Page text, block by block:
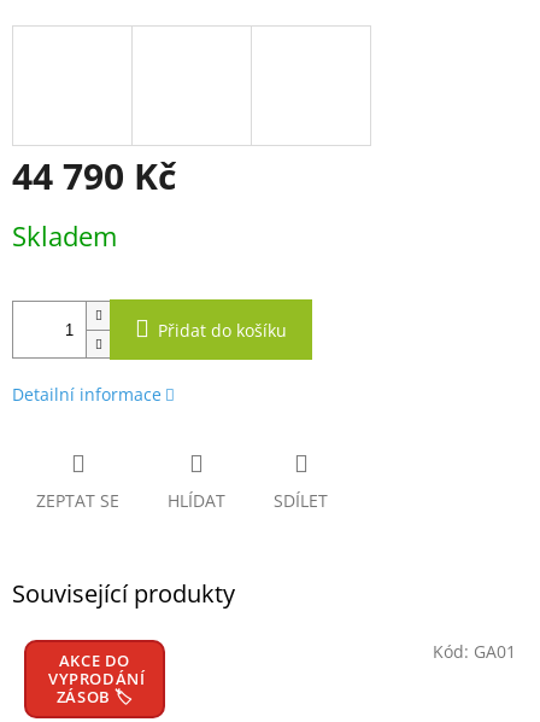
44 790 Kč
cena:
Skladem
Přidat do košíku
Detailní informace
ZEPTAT SE HLÍDAT SDÍLET
Související produkty
AKCE DO
VYPRODÁNÍ
ZÁSOB 🏷️
Kód: GA01